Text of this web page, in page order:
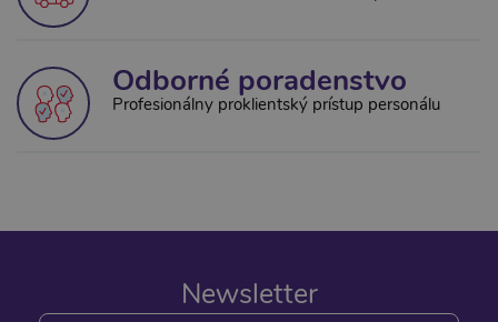
Odborné poradenstvo
Profesionálny proklientský prístup personálu
Newsletter